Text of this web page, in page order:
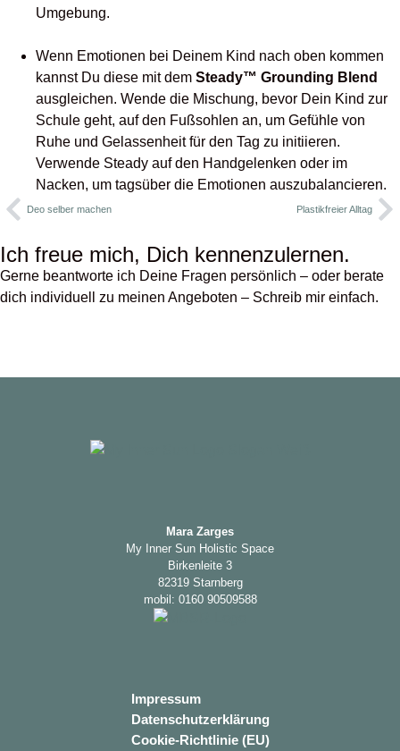
Umgebung.
Wenn Emotionen bei Deinem Kind nach oben kommen
kannst Du diese mit dem Steady™ Grounding Blend
ausgleichen. Wende die Mischung, bevor Dein Kind zur
Schule geht, auf den Fußsohlen an, um Gefühle von
Ruhe und Gelassenheit für den Tag zu initiieren.
Verwende Steady auf den Handgelenken oder im
Nacken, um tagsüber die Emotionen auszubalancieren.
Deo selber machen Plastikfreier Alltag
Ich freue mich, Dich kennenzulernen.
Gerne beantworte ich Deine Fragen persönlich – oder berate
dich individuell zu meinen Angeboten – Schreib mir einfach.
Mara Zarges
My Inner Sun Holistic Space
Birkenleite 3
82319 Starnberg
mobil: 0160 90509588
Impressum
Datenschutzerklärung
Cookie-Richtlinie (EU)